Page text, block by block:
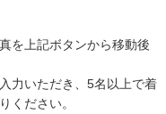
を上記ボタンから移動後
力いただき、5名以上で着
ください。